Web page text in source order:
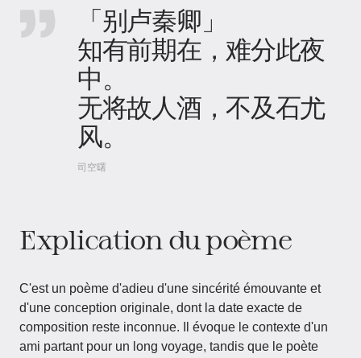
「别卢秦卿」
知有前期在，难分此夜
中。
无将故人酒，不及石尤
风。
司空曙
Explication du poème
C'est un poème d'adieu d'une sincérité émouvante et
d'une conception originale, dont la date exacte de
composition reste inconnue. Il évoque le contexte d'un
ami partant pour un long voyage, tandis que le poète